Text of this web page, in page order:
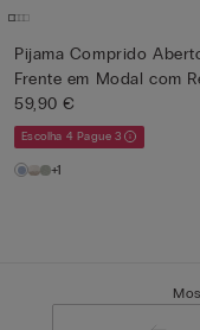
Pijama Comprido
Frente em Modal com
59,90 €
Escolha 4 Pague 3
+1